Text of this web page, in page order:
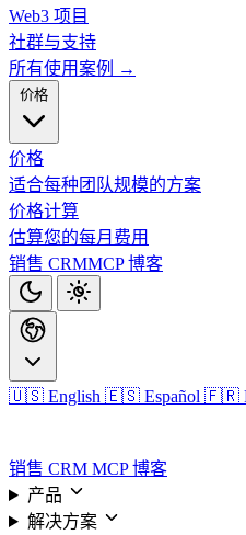
Web3 项目
社群与支持
所有使用案例 →
价格
价格
适合每种团队规模的方案
价格计算
估算您的每月费用
销售 CRMMCP博客
🇺🇸 English 🇪🇸 Español 🇫🇷
销售 CRM MCP博客
产品
解决方案